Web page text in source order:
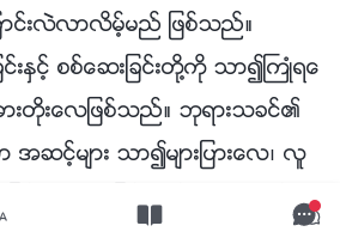
ာင္းလဲလာလိမ့္မည္ ျဖစ္သည္။
းႏွင့္ စစ္ေဆးျခင္းတို႔ကို သာ၍ႀကဳံရေ
တိုးေလျဖစ္သည္။ ဘုရားသခင္၏
ဆင့္မ်ား သာ၍မ်ားျပားေလ၊ လူ
း ခံရေလျဖစ္သည္။ ယေန႔တြင္၊